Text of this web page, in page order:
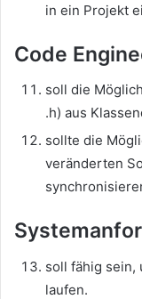
in ein Projekt
Code
soll die
.h) aus
sollte die
veränderten
soll fähig sein,
laufen.